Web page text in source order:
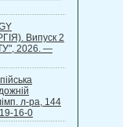
Випуск 2
2026. —
л-ра, 144
16-0